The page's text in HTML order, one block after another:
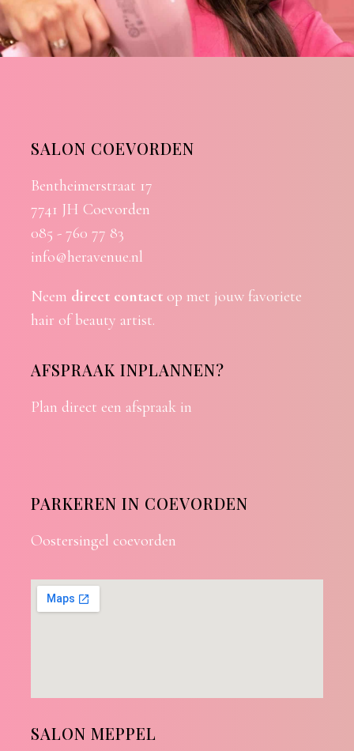
SALON COEVORDEN
Bentheimerstraat 17
7741 JH Coevorden
085 - 760 77 83
info@heravenue.nl
Neem direct contactop met jouw favoriete
hair of beauty artist.
AFSPRAAK INPLANNEN?
Plan direct een afspraak in
PARKEREN IN COEVORDEN
Oostersingel coevorden
SALON MEPPEL